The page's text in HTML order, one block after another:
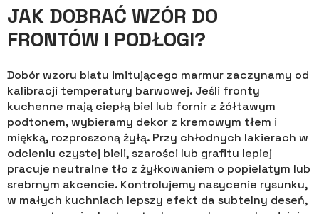
JAK DOBRAĆ WZÓR DO
FRONTÓW I PODŁOGI?
Dobór wzoru blatu imitującego marmur zaczynamy od
kalibracji temperatury barwowej. Jeśli fronty
kuchenne mają ciepłą biel lub fornir z żółtawym
podtonem, wybieramy dekor z kremowym tłem i
miękką, rozproszoną żyłą. Przy chłodnych lakierach w
odcieniu czystej bieli, szarości lub grafitu lepiej
pracuje neutralne tło z żyłkowaniem o popielatym lub
srebrnym akcencie. Kontrolujemy nasycenie rysunku,
w małych kuchniach lepszy efekt da subtelny deseń,